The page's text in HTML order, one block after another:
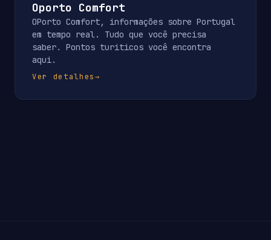
Oporto Comfort
OPorto Comfort, informações sobre Portugal
em tempo real. Tudo que você precisa
saber. Pontos turiticos você encontra
aqui.
Ver detalhes→